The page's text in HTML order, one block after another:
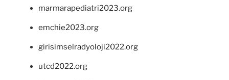
marmarapediatri2023.org
emchie2023.org
girisimselradyoloji2022.org
utcd2022.org